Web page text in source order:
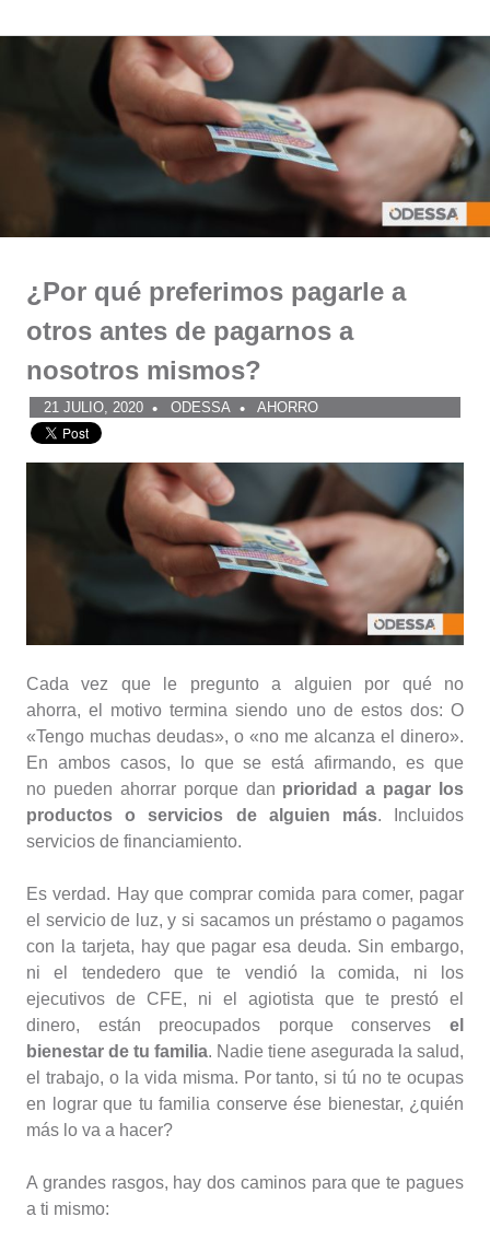
SaltarComunidad
ODESSA
¿Por qué preferimos pagarle a
otros antes de pagarnos a
nosotros mismos?
21 JULIO, 2020 ODESSA AHORRO
Cada vez que le pregunto a alguien por qué no
ahorra, el motivo termina siendo uno de estos dos: O
«Tengo muchas deudas», o «no me alcanza el dinero».
En ambos casos, lo que se está afirmando, es que
no pueden ahorrar porque dan prioridad a pagar los
productos o servicios de alguien más. Incluidos
servicios de financiamiento.
Es verdad. Hay que comprar comida para comer, pagar
el servicio de luz, y si sacamos un préstamo o pagamos
con la tarjeta, hay que pagar esa deuda. Sin embargo,
ni el tendedero que te vendió la comida, ni los
ejecutivos de CFE, ni el agiotista que te prestó el
dinero, están preocupados porque conserves el
bienestar de tu familia. Nadie tiene asegurada la salud,
el trabajo, o la vida misma. Por tanto, si tú no te ocupas
en lograr que tu familia conserve ése bienestar, ¿quién
más lo va a hacer?
A grandes rasgos, hay dos caminos para que te pagues
a ti mismo: